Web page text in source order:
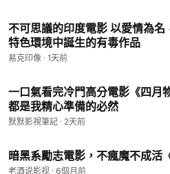
不可思議的印度電影 以愛情為
特色環境中誕生的有毒作品
易克印像 · 1天前
一口氣看完冷門高分電影《四月
都是我精心準備的必然
默默影視筆記 · 2天前
暗黑系勵志電影，不瘋魔不成活
老酒说影视 · 6個月前